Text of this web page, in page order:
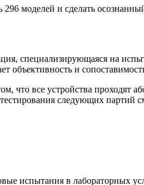
моделей и сделать
специализирующаяся на
объективность и
что все устройства
следующих партий
испытания в лабораторных